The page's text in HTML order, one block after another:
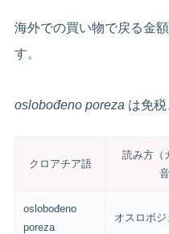
海外での買い物で戻る金
す。
oslobođeno poreza は免
クロアチア語
読み方（
音
oslobođeno
poreza
オスロボ